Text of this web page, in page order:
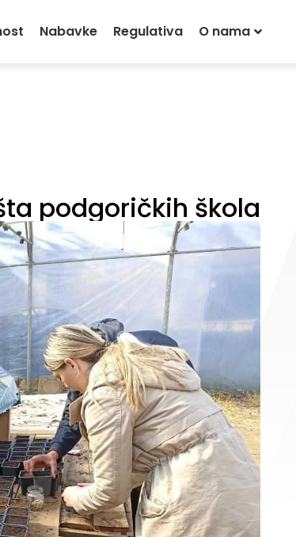
Nabavke Regulativa O nama
podgoričkih škola